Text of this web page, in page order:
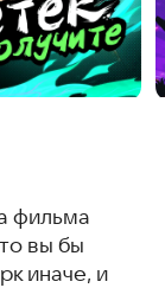
фильма
вы бы
иначе, и